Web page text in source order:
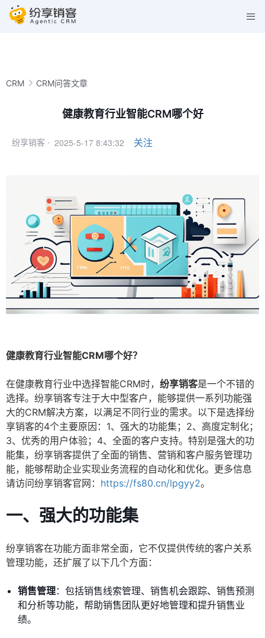
CRM CRM问答文章
健康教育行业智能CRM哪个好
纷享销客 · 2025-5-17 8:43:32 关注
健康教育行业智能CRM哪个好？
在健康教育行业中选择智能CRM时， 纷享销客是一个不错的
选择。纷享销客专注于大中型客户，能够提供一系列功能强
大的CRM解决方案，以满足不同行业的需求。以下是选择纷
享销客的4个主要原因：1、强大的功能集；2、高度定制化；
3、优秀的用户体验；4、全面的客户支持。特别是强大的功
能集，纷享销客提供了全面的销售、营销和客户服务管理功
能，能够帮助企业实现业务流程的自动化和优化。更多信息
请访问纷享销客官网： https://fs80.cn/lpgyy2。
一、强大的功能集
纷享销客在功能方面非常全面，它不仅提供传统的客户关系
管理功能，还扩展了以下几个方面：
销售管理：包括销售线索管理、销售机会跟踪、销售预测
和分析等功能，帮助销售团队更好地管理和提升销售业
绩。